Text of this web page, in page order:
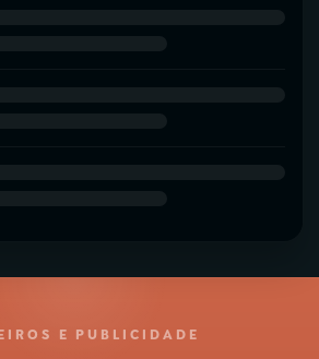
E PUBLICIDADE